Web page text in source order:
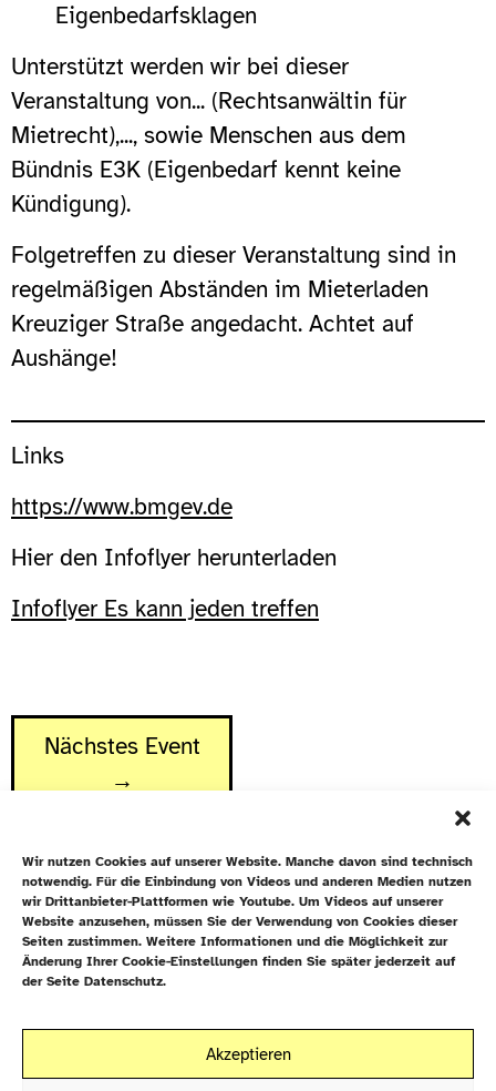
Wir nutzen Cookies auf unserer Website. Manche davon sind technisch
notwendig. Für die Einbindung von Videos und anderen Medien nutzen
wir Drittanbieter-Plattformen wie Youtube. Um Videos auf unserer
Website anzusehen, müssen Sie der Verwendung von Cookies dieser
Seiten zustimmen. Weitere Informationen und die Möglichkeit zur
Änderung Ihrer Cookie-Einstellungen finden Sie später jederzeit auf
der Seite Datenschutz.
Akzeptieren
Eigenbedarfsklagen
Unterstützt werden wir bei dieser
Veranstaltung von... (Rechtsanwältin für
Mietrecht),..., sowie Menschen aus dem
Bündnis E3K (Eigenbedarf kennt keine
Kündigung).
Folgetreffen zu dieser Veranstaltung sind in
regelmäßigen Abständen im Mieterladen
Kreuziger Straße angedacht. Achtet auf
Aushänge!
Links
https://www.bmgev.de
Hier den Infoflyer herunterladen
Infoflyer Es kann jeden treffen
Nächstes Event
→
Newsletter
Datenschutz
Cookie-Richtlinie (EU)Galiläakirche
Rigaer Straße 9